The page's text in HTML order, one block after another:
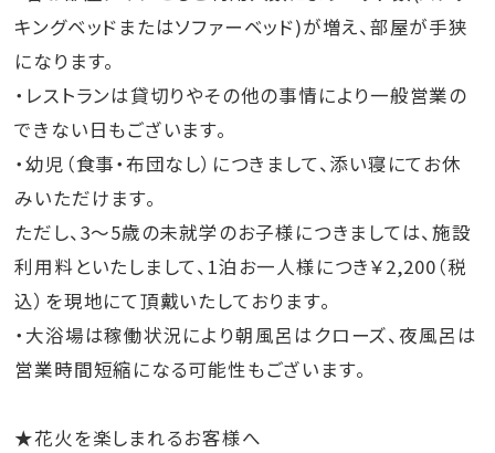
キングベッドまたはソファーベッド)が増え、部屋が手狭
になります。
・レストランは貸切りやその他の事情により一般営業の
できない日もございます。
・幼児（食事・布団なし）につきまして、添い寝にてお休
みいただけます。
ただし、3～5歳の未就学のお子様につきましては、施設
利用料といたしまして、1泊お一人様につき￥2,200（税
込）を現地にて頂戴いたしております。
・大浴場は稼働状況により朝風呂はクローズ、夜風呂は
営業時間短縮になる可能性もございます。
★花火を楽しまれるお客様へ